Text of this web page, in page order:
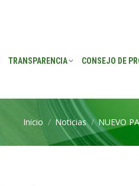
TRANSPARENCIA CONSEJO DE
Estás aquí:
Inicio Noticias NUEVO